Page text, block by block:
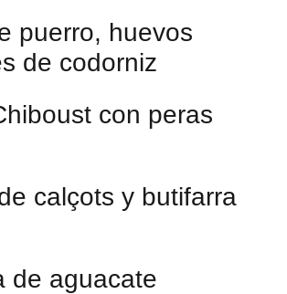
puerro, huevos
de codorniz
con peras
calçots y butifarra
de aguacate